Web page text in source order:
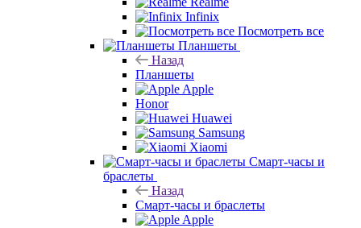
Infinix
Посмотреть все
Планшеты
Назад
Планшеты
Apple
Honor
Huawei
Samsung
Xiaomi
Смарт-часы и
браслеты
Назад
Смарт-часы и браслеты
Apple